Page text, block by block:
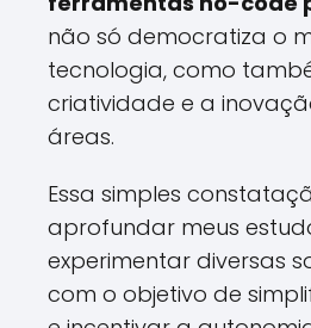
não só democratiza o
tecnologia, como
criatividade e a
áreas.
Essa simples
aprofundar meus
experimentar diversas
com o objetivo de